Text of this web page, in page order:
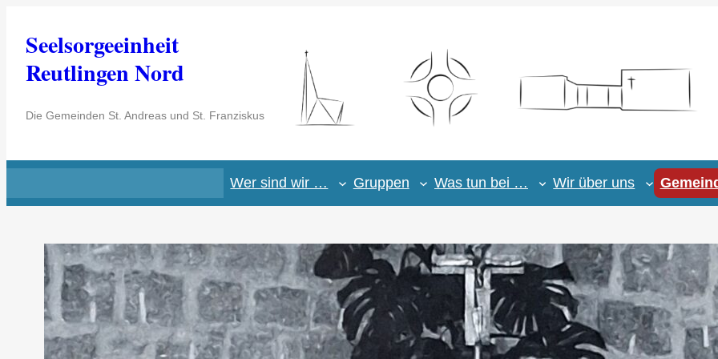
Inhalt
springen
Seelsorgeeinheit
Reutlingen Nord
Die Gemeinden St. Andreas und St. Franziskus
Wer sind wir … Gruppen Was tun bei … Wir über uns